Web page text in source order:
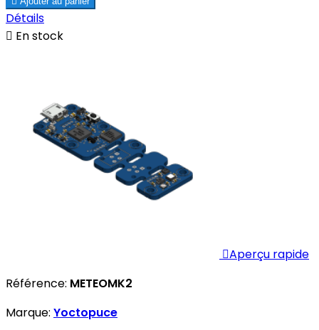
Détails
 En stock
Aperçu rapide
Référence: METEOMK2
Marque: Yoctopuce